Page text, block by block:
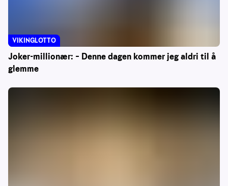
Joker-millionær: – Denne dagen kommer jeg aldri til å
glemme
VIKINGLOTTO